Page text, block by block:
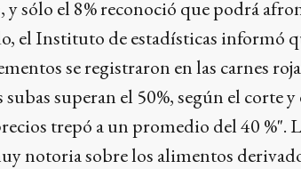
y sólo el 8% reconoció que podrá
el Instituto de estadísticas informó
se registraron en las carnes
superan el 50%, según el corte
trepó a un promedio del 40 %".
notoria sobre los alimentos